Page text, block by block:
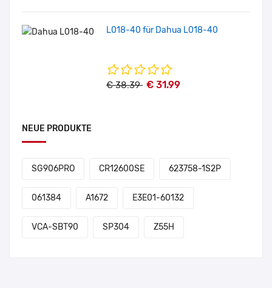
L018-40 für Dahua L018-40
€ 38.39 € 31.99
NEUE PRODUKTE
SG906PRO CR12600SE 623758-1S2P
061384 A1672 E3E01-60132
VCA-SBT90 SP304 Z55H